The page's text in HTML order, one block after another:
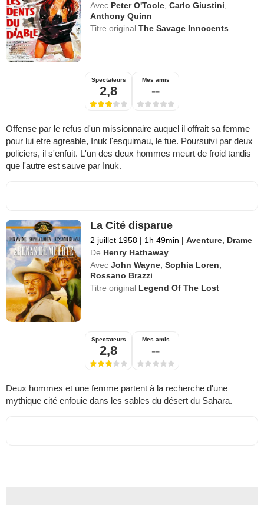
Avec Peter O'Toole ,Carlo Giustini
Anthony Quinn
Titre originalThe Savage Innocents
Spectateurs
2,8
Mes amis
--
Offense par le refus d'un missionnaire auquel il offrait sa femme
pour lui etre agreable, Inuk l'esquimau, le tue. Poursuivi par deux
policiers, il s'enfuit. L'un des deux hommes meurt de froid tandis
que l'autre est sauve par Inuk.
La Cité disparue
2 juillet 1958 | 1h 49min | Aventure Drame
De Henry Hathaway
Avec John Wayne ,Sophia Loren
Rossano Brazzi
Titre original Legend Of The Lost
Spectateurs
2,8
Mes amis
--
Deux hommes et une femme partent à la recherche d'une
mythique cité enfouie dans les sables du désert du Sahara.